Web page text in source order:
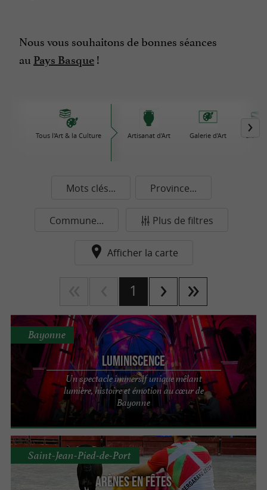
Nous vous souhaitons de bonnes séances
au Pays Basque !
Tous l'Art & la Culture Artisanat d'Art Galerie d'Art
Mots clés... Province...
Commune... Plus de filtres
Afficher la carte
1
LUMINISCENCE
Un spectacle immersif unique mêlant
lumière, histoire et émotion au cœur de
Bayonne
Bayonne
Arènes en Fêtes
Saint-Jean-Pied-de-Port